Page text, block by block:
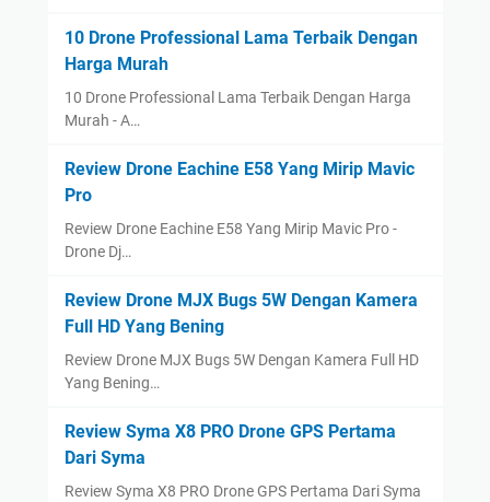
10 Drone Professional Lama Terbaik Dengan
Harga Murah
10 Drone Professional Lama Terbaik Dengan Harga
Murah - A…
Review Drone Eachine E58 Yang Mirip Mavic
Pro
Review Drone Eachine E58 Yang Mirip Mavic Pro -
Drone Dj…
Review Drone MJX Bugs 5W Dengan Kamera
Full HD Yang Bening
Review Drone MJX Bugs 5W Dengan Kamera Full HD
Yang Bening…
Review Syma X8 PRO Drone GPS Pertama
Dari Syma
Review Syma X8 PRO Drone GPS Pertama Dari Syma